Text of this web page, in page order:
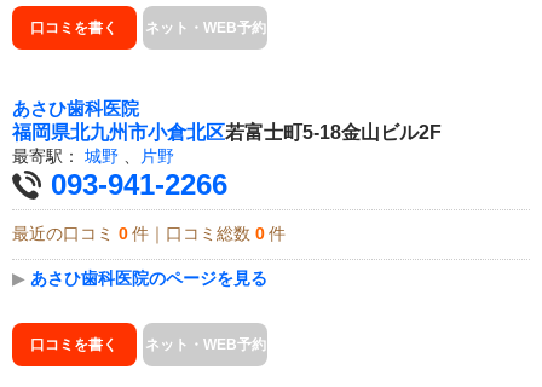
口コミを書く ネット・WEB予約
あさひ歯科医院
福岡県北九州市小倉北区若富士町5-18金山ビル2F
最寄駅： 城野 片野
093-941-2266
最近の口コミ 0 件｜口コミ総数 0 件
▶ あさひ歯科医院のページを見る
口コミを書く ネット・WEB予約